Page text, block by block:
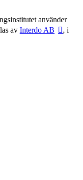
använder
av Interdo AB
, i